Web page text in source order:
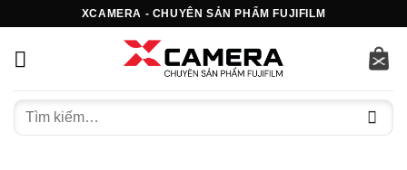
nội
XCAMERA - CHUYÊN SẢN PHẨM FUJIFILM
Tìm